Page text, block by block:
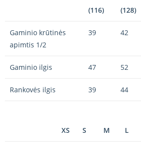
(116) (128)
Gaminio krūtinės
apimtis 1/2
39 42
Gaminio ilgis 47 52
Rankovės ilgis 39 44
XS S M L